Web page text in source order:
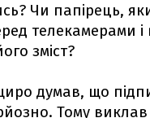
Чи папірець,
телекамерами і
зміст?
думав, що
Тому виклав